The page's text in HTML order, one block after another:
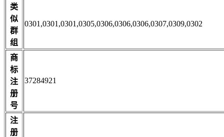
类
似
群
组
0301,0301,0301,0305,0306,0306,0306,0307,0309,0302
商
标
注
册
号
37284921
注
册